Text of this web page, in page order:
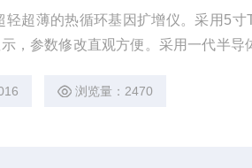
超薄的热循环基因扩增仪。采用5寸
，参数修改直观方便。采用一代半导
浏览量：2470